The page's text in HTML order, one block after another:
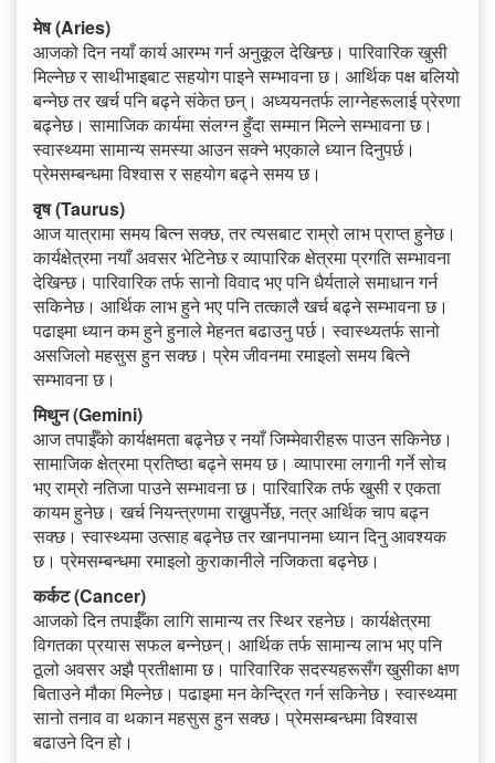
मेष (Aries)
आजको दिन नयाँ कार्य आरम्भ गर्न अनुकूल देखिन्छ। पारिवारिक खुसी
मिल्नेछ र साथीभाइबाट सहयोग पाइने सम्भावना छ। आर्थिक पक्ष बलियो
बन्नेछ तर खर्च पनि बढ्ने संकेत छन्। अध्ययनतर्फ लाग्नेहरूलाई प्रेरणा
बढ्नेछ। सामाजिक कार्यमा संलग्न हुँदा सम्मान मिल्ने सम्भावना छ।
स्वास्थ्यमा सामान्य समस्या आउन सक्ने भएकाले ध्यान दिनुपर्छ।
प्रेमसम्बन्धमा विश्वास र सहयोग बढ्ने समय छ।
वृष (Taurus)
आज यात्रामा समय बित्न सक्छ, तर त्यसबाट राम्रो लाभ प्राप्त हुनेछ।
कार्यक्षेत्रमा नयाँ अवसर भेटिनेछ र व्यापारिक क्षेत्रमा प्रगति सम्भावना
देखिन्छ। पारिवारिक तर्फ सानो विवाद भए पनि धैर्यताले समाधान गर्न
सकिनेछ। आर्थिक लाभ हुने भए पनि तत्कालै खर्च बढ्ने सम्भावना छ।
पढाइमा ध्यान कम हुने हुनाले मेहनत बढाउनु पर्छ। स्वास्थ्यतर्फ सानो
असजिलो महसुस हुन सक्छ। प्रेम जीवनमा रमाइलो समय बित्ने
सम्भावना छ।
मिथुन (Gemini)
आज तपाईँको कार्यक्षमता बढ्नेछ र नयाँ जिम्मेवारीहरू पाउन सकिनेछ।
सामाजिक क्षेत्रमा प्रतिष्ठा बढ्ने समय छ। व्यापारमा लगानी गर्ने सोच
भए राम्रो नतिजा पाउने सम्भावना छ। पारिवारिक तर्फ खुसी र एकता
कायम हुनेछ। खर्च नियन्त्रणमा राख्नुपर्नेछ, नत्र आर्थिक चाप बढ्न
सक्छ। स्वास्थ्यमा उत्साह बढ्नेछ तर खानपानमा ध्यान दिनु आवश्यक
छ। प्रेमसम्बन्धमा रमाइलो कुराकानीले नजिकता बढ्नेछ।
कर्कट (Cancer)
आजको दिन तपाईँका लागि सामान्य तर स्थिर रहनेछ। कार्यक्षेत्रमा
विगतका प्रयास सफल बन्नेछन्। आर्थिक तर्फ सामान्य लाभ भए पनि
ठूलो अवसर अझै प्रतीक्षामा छ। पारिवारिक सदस्यहरूसँग खुसीका क्षण
बिताउने मौका मिल्नेछ। पढाइमा मन केन्द्रित गर्न सकिनेछ। स्वास्थ्यमा
सानो तनाव वा थकान महसुस हुन सक्छ। प्रेमसम्बन्धमा विश्वास
बढाउने दिन हो।